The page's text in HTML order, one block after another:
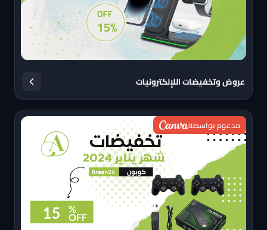
عروض وتخفيضات اللإلكترونيات
مدعوم بواسطة